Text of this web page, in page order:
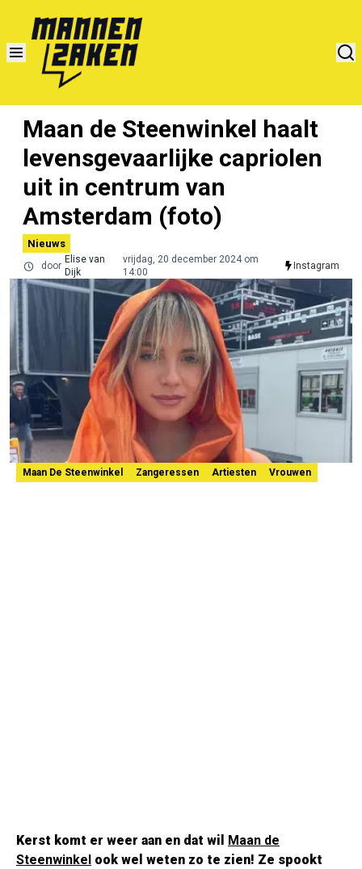
Maan de Steenwinkel haalt
levensgevaarlijke capriolen
uit in centrum van
Amsterdam (foto)
Nieuws
door
Elise van
Dijk
vrijdag, 20 december 2024 om
14:00
Instagram
Maan De Steenwinkel Zangeressen Artiesten Vrouwen
Kerst komt er weer aan en dat wil Maan de
Steenwinkel ook wel weten zo te zien! Ze spookt